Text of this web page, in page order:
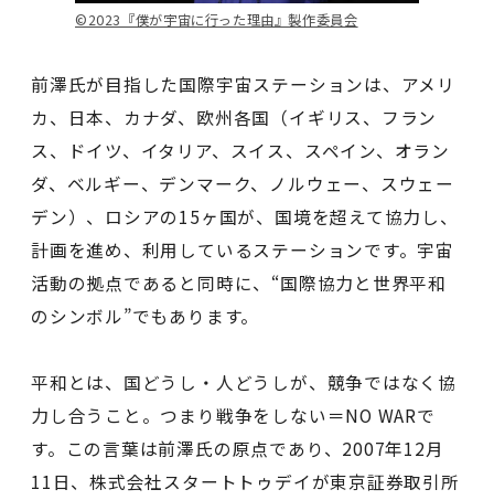
©️2023『僕が宇宙に行った理由』製作委員会
前澤氏が目指した国際宇宙ステーションは、アメリ
カ、日本、カナダ、欧州各国（イギリス、フラン
ス、ドイツ、イタリア、スイス、スペイン、オラン
ダ、ベルギー、デンマーク、ノルウェー、スウェー
デン）、ロシアの15ヶ国が、国境を超えて協力し、
計画を進め、利用しているステーションです。宇宙
活動の拠点であると同時に、“国際協力と世界平和
のシンボル”でもあります。
平和とは、国どうし・人どうしが、競争ではなく協
力し合うこと。つまり戦争をしない＝NO WARで
す。この言葉は前澤氏の原点であり、2007年12月
11日、株式会社スタートトゥデイが東京証券取引所